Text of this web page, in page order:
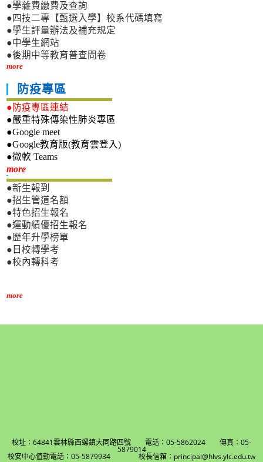
●學雜費繳費及查詢
●四技二專【甄選入學】校系代碼填寫
●學生評量辦法及補充規定
●中學生網站
●後期中等教育普查問卷
more
防疫專區
●防疫專區連結
●嚴重特殊傳染性肺炎專區
●Google meet
●Google教育版(教育雲登入)
●微軟 Teams
more新生專區
●新生報到
●招生管道名額
●特色招生報名
●運動績優招生報名
●歷年升學榜單
●日校轉學考
●校內轉科考
more
校址：64841雲林縣西螺鎮大同路四號 電話：05-5862024 傳真：05-
5879014
校安中心值勤電話：05-5879934 校長信箱：principal@hlvs.ylc.edu.tw